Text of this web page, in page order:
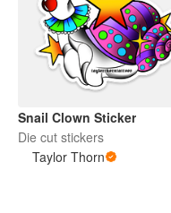
Snail Clown Sticker
Die cut stickers
Taylor Thorn